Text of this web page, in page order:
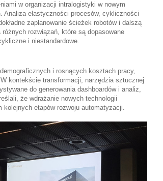
w organizacji intralogistyki w nowym
Analiza elastyczności procesów, cykliczności
zaplanowanie ścieżek robotów i dalszą
rozwiązań, które są dopasowane
i niestandardowe.
i rosnących kosztach pracy,
kontekście transformacji, narzędzia sztucznej
do generowania dashboardów i analiz,
że wdrażanie nowych technologii
etapów rozwoju automatyzacji.